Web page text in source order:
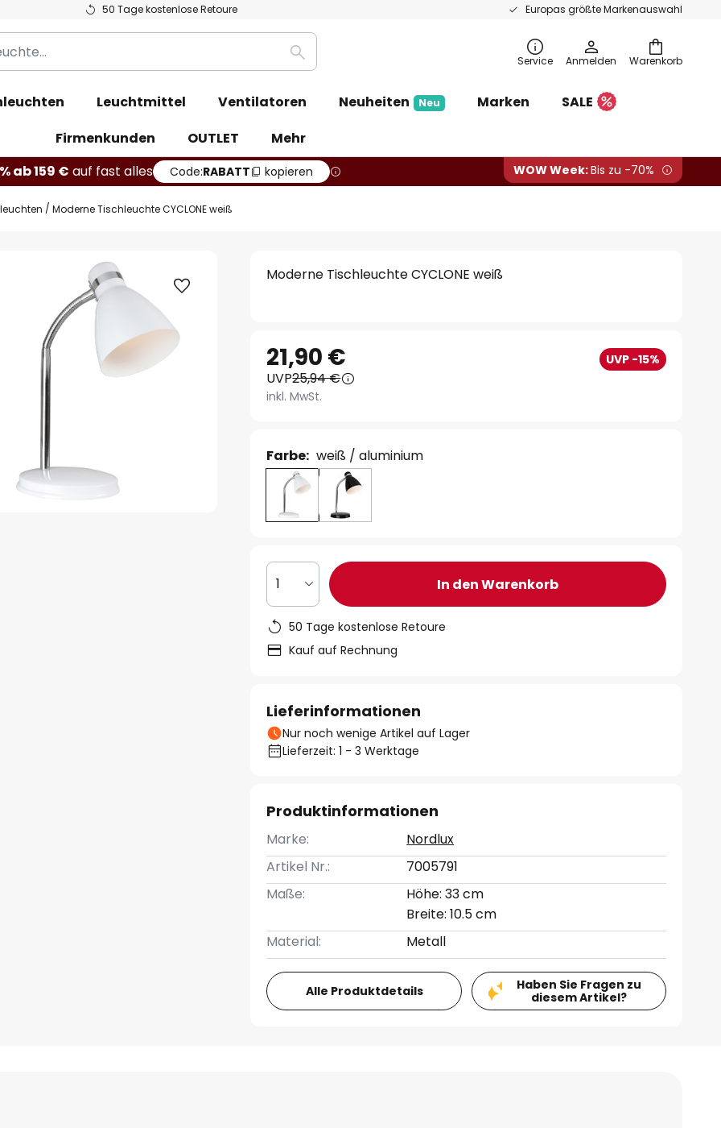
50 Tage kostenlose Retoure Europas größte Markenauswahl
Warenkorb
Suche Service Anmelden
Leuchtmittel Ventilatoren Neuheiten Neu Marken
SALE
Firmenkunden
OUTLET
Mehr
ab 159 € auf fast alles Code:RABATT kopieren WOW Week:Bis zu -70%
Moderne Tischleuchte CYCLONE weiß
Moderne Tischleuchte CYCLONE weiß
21,90 € UVP -15%
UVP25,94 €
inkl. MwSt.
Farbe: weiß / aluminium
1 In den Warenkorb
50 Tage kostenlose Retoure
Kauf auf Rechnung
Lieferinformationen
Nur noch wenige Artikel auf Lager
Lieferzeit: 1 - 3 Werktage
Produktinformationen
Marke:
Nordlux
Artikel Nr.:
7005791
Maße:
Höhe: 33 cm
Breite: 10.5 cm
Material:
Metall
Alle Produktdetails
Haben Sie Fragen zu
diesem Artikel?